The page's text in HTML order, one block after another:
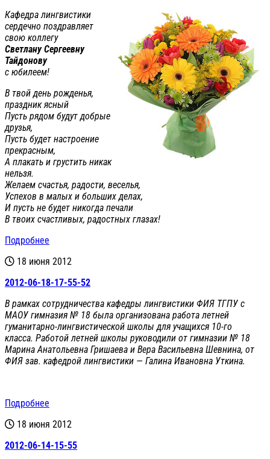
Кафедра лингвистики
сердечно поздравляет
свою коллегу
Светлану Сергеевну
Тайдонову
с юбилеем!
В твой день рожденья,
праздник ясный
Пусть рядом будут добрые
друзья,
Пусть будет настроение
прекрасным,
А плакать и грустить никак
нельзя.
Желаем счастья, радости, веселья,
Успехов в малых и больших делах,
И пусть не будет никогда печали
В твоих счастливых, радостных глазах!
Подробнее
18 июня 2012
2012-06-18-17-55-52
В рамках сотрудничества кафедры лингвистики ФИЯ ТГПУ с
МАОУ гимназия № 18 была организована работа летней
гуманитарно-лингвистической школы для учащихся 10-го
класса. Работой летней школы руководили от гимназии № 18
Марина Анатольевна Гришаева и Вера Васильевна Шевнина, от
ФИЯ зав. кафедрой лингвистики — Галина Ивановна Уткина.
Подробнее
18 июня 2012
2012-06-14-15-55